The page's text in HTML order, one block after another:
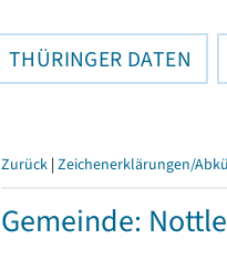
THÜRINGER DATEN
Zurück | Zeichenerklärungen/
Gemeinde: